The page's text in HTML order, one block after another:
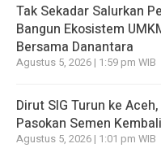
Tak Sekadar Salurkan
Bangun Ekosistem
Bersama Danantara
Agustus 5, 2026 | 1:59 pm WIB
Dirut SIG Turun ke
Pasokan Semen
Agustus 5, 2026 | 1:01 pm WIB